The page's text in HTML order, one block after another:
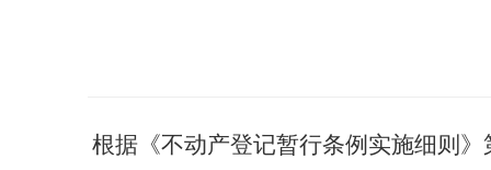
根据《不动产登记暂行条例实施细则